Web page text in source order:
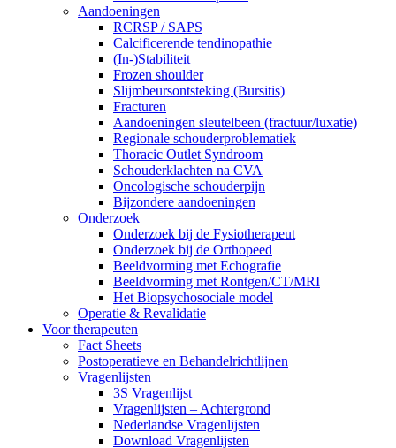
Aandoeningen
RCRSP / SAPS
Calcificerende tendinopathie
(In-)Stabiliteit
Frozen shoulder
Slijmbeursontsteking (Bursitis)
Fracturen
Aandoeningen sleutelbeen (fractuur/luxatie)
Regionale schouderproblematiek
Thoracic Outlet Syndroom
Schouderklachten na CVA
Oncologische schouderpijn
Bijzondere aandoeningen
Onderzoek
Onderzoek bij de Fysiotherapeut
Onderzoek bij de Orthopeed
Beeldvorming met Echografie
Beeldvorming met Rontgen/CT/MRI
Het Biopsychosociale model
Operatie & Revalidatie
Voor therapeuten
Fact Sheets
Postoperatieve en Behandelrichtlijnen
Vragenlijsten
3S Vragenlijst
Vragenlijsten – Achtergrond
Nederlandse Vragenlijsten
Download Vragenlijsten